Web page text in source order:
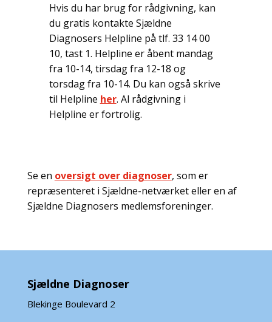
Hvis du har brug for rådgivning, kan
du gratis kontakte Sjældne
Diagnosers Helpline på tlf. 33 14 00
10, tast 1. Helpline er åbent mandag
fra 10-14, tirsdag fra 12-18 og
torsdag fra 10-14. Du kan også skrive
til Helpline her. Al rådgivning i
Helpline er fortrolig.
Se en oversigt over diagnoser, som er
repræsenteret i Sjældne-netværket eller en af
Sjældne Diagnosers medlemsforeninger.
Sjældne Diagnoser
Blekinge Boulevard 2